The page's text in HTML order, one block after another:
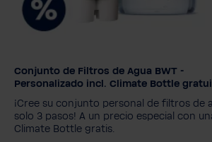
Conjunto de Filtros de Agua BWT -
Personalizado incl. Climate Bottle
¡Cree su conjunto personal de filtros de
solo 3 pasos! A un precio especial con
Climate Bottle gratis.